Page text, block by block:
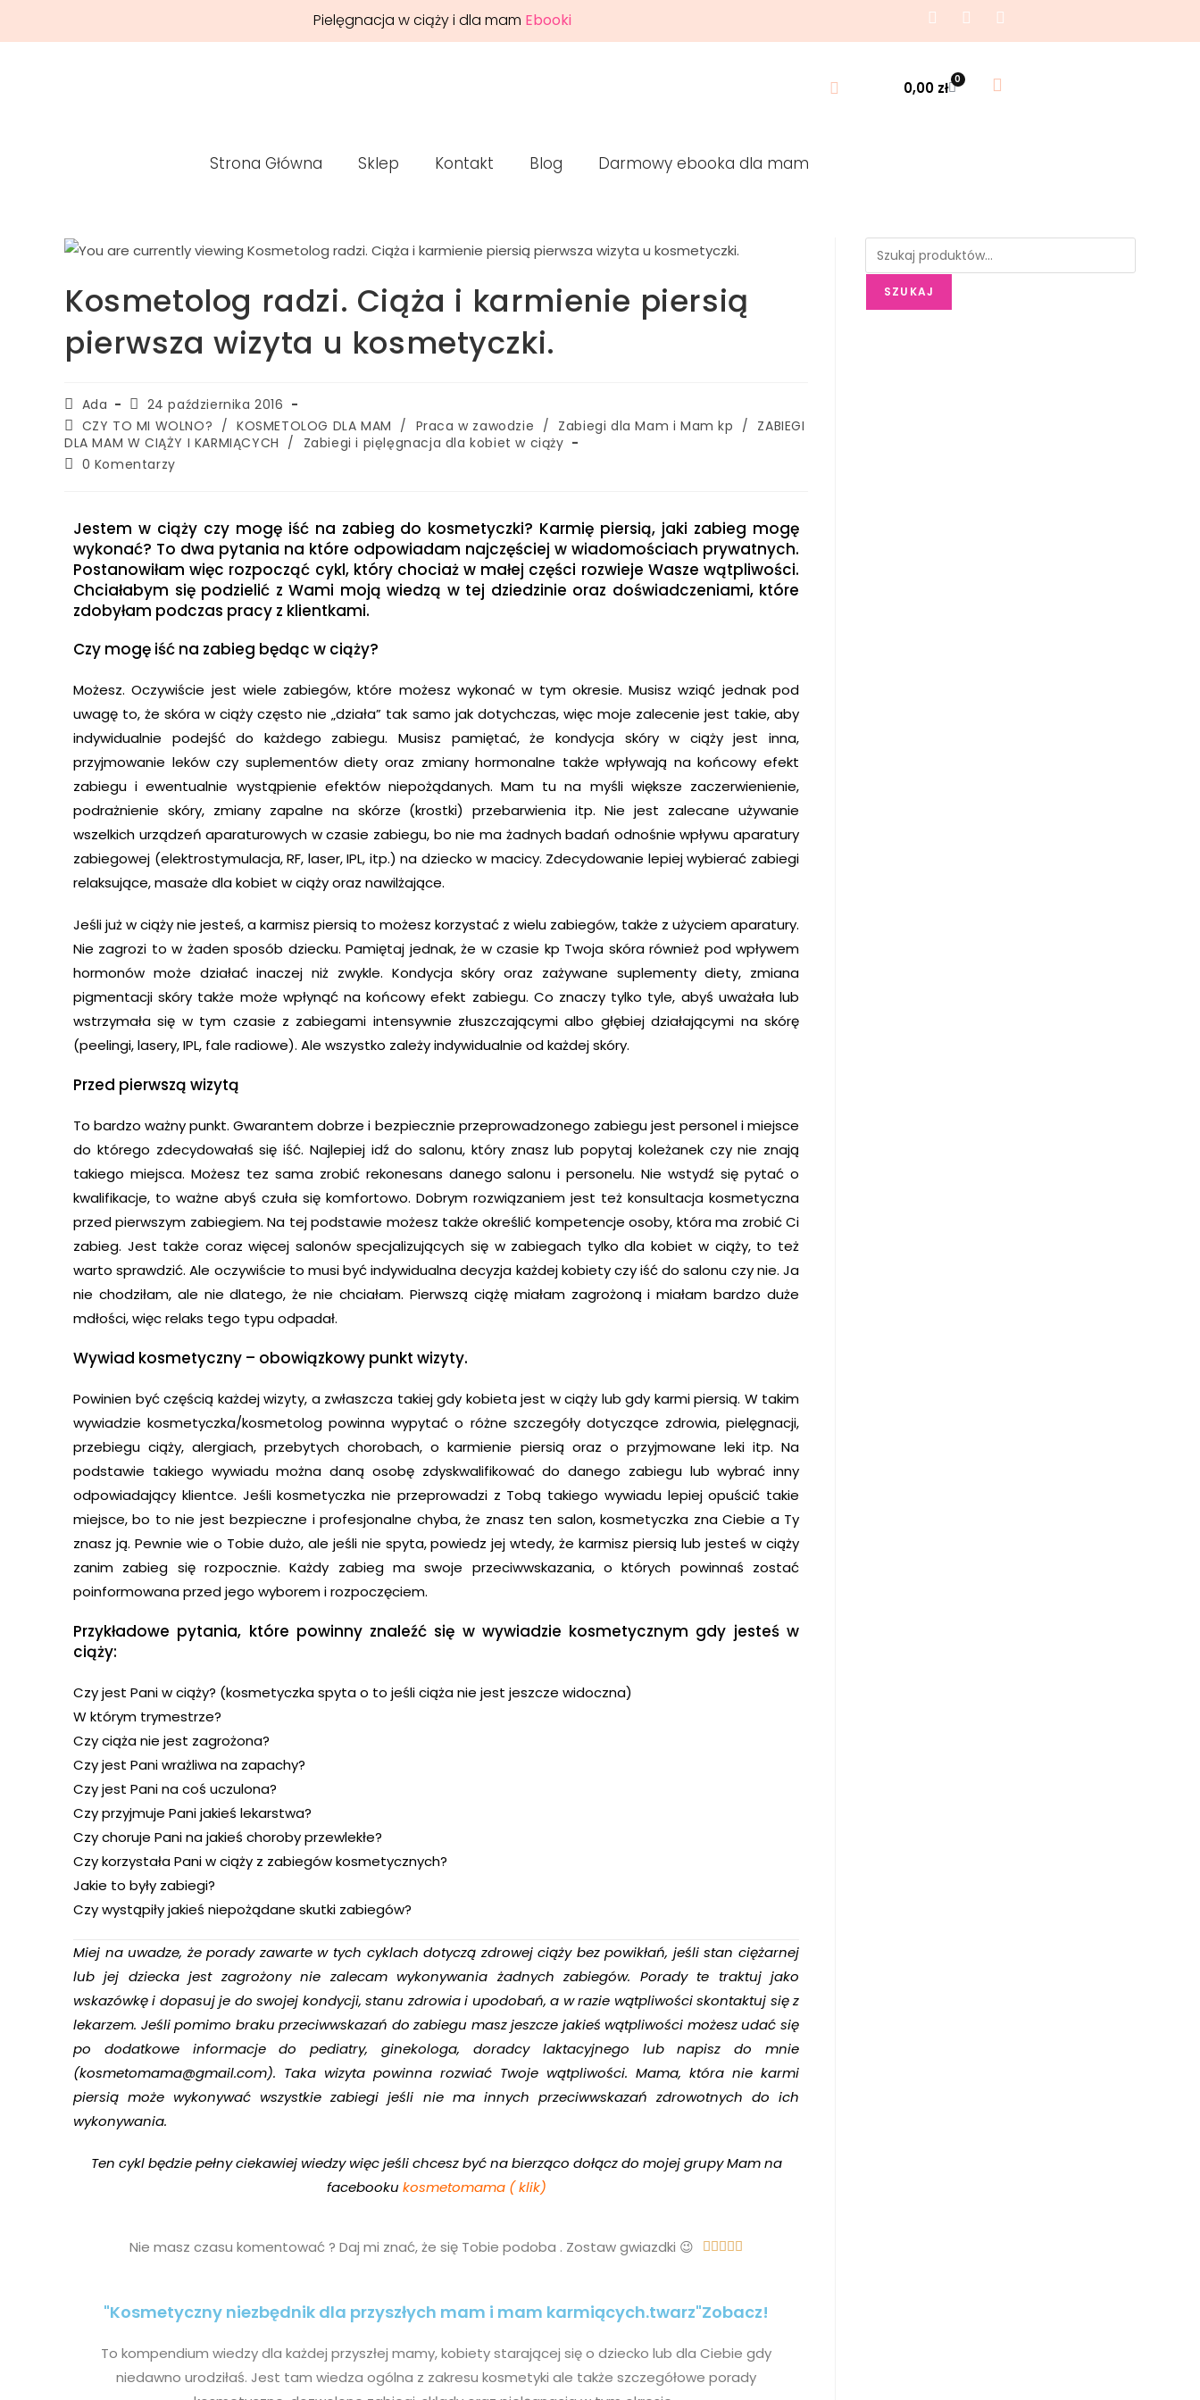
Pielęgnacja w ciąży i dla mam Ebooki
0,00 zł 0
Strona Główna Sklep Kontakt Blog Darmowy ebooka dla mam
Kosmetolog radzi. Ciąża i karmienie piersią
pierwsza wizyta u kosmetyczki.
Ada
24 października 2016
CZY TO MI WOLNO? / KOSMETOLOG DLA MAM / Praca w zawodzie / Zabiegi dla Mam i Mam kp / ZABIEGI
DLA MAM W CIĄŻY I KARMIĄCYCH /
Zabiegi i pięlęgnacja dla kobiet w ciąży
0 Komentarzy
Jestem w ciąży czy mogę iść na zabieg do kosmetyczki? Karmię piersią, jaki zabieg mogę
wykonać? To dwa pytania na które odpowiadam najczęściej w wiadomościach prywatnych.
Postanowiłam więc rozpocząć cykl, który chociaż w małej części rozwieje Wasze wątpliwości.
Chciałabym się podzielić z Wami moją wiedzą w tej dziedzinie oraz doświadczeniami, które
zdobyłam podczas pracy z klientkami.
Czy mogę iść na zabieg będąc w ciąży?
Możesz. Oczywiście jest wiele zabiegów, które możesz wykonać w tym okresie. Musisz wziąć jednak pod
uwagę to, że skóra w ciąży często nie „działa” tak samo jak dotychczas, więc moje zalecenie jest takie, aby
indywidualnie podejść do każdego zabiegu. Musisz pamiętać, że kondycja skóry w ciąży jest inna,
przyjmowanie leków czy suplementów diety oraz zmiany hormonalne także wpływają na końcowy efekt
zabiegu i ewentualnie wystąpienie efektów niepożądanych. Mam tu na myśli większe zaczerwienienie,
podrażnienie skóry, zmiany zapalne na skórze (krostki) przebarwienia itp. Nie jest zalecane używanie
wszelkich urządzeń aparaturowych w czasie zabiegu, bo nie ma żadnych badań odnośnie wpływu aparatury
zabiegowej (elektrostymulacja, RF, laser, IPL, itp.) na dziecko w macicy. Zdecydowanie lepiej wybierać zabiegi
relaksujące, masaże dla kobiet w ciąży oraz nawilżające.
Jeśli już w ciąży nie jesteś, a karmisz piersią to możesz korzystać z wielu zabiegów, także z użyciem aparatury.
Nie zagrozi to w żaden sposób dziecku. Pamiętaj jednak, że w czasie kp Twoja skóra również pod wpływem
hormonów może działać inaczej niż zwykle. Kondycja skóry oraz zażywane suplementy diety, zmiana
pigmentacji skóry także może wpłynąć na końcowy efekt zabiegu. Co znaczy tylko tyle, abyś uważała lub
wstrzymała się w tym czasie z zabiegami intensywnie złuszczającymi albo głębiej działającymi na skórę
(peelingi, lasery, IPL, fale radiowe). Ale wszystko zależy indywidualnie od każdej skóry.
Przed pierwszą wizytą
To bardzo ważny punkt. Gwarantem dobrze i bezpiecznie przeprowadzonego zabiegu jest personel i miejsce
do którego zdecydowałaś się iść. Najlepiej idź do salonu, który znasz lub popytaj koleżanek czy nie znają
takiego miejsca. Możesz tez sama zrobić rekonesans danego salonu i personelu. Nie wstydź się pytać o
kwalifikacje, to ważne abyś czuła się komfortowo. Dobrym rozwiązaniem jest też konsultacja kosmetyczna
przed pierwszym zabiegiem. Na tej podstawie możesz także określić kompetencje osoby, która ma zrobić Ci
zabieg. Jest także coraz więcej salonów specjalizujących się w zabiegach tylko dla kobiet w ciąży, to też
warto sprawdzić. Ale oczywiście to musi być indywidualna decyzja każdej kobiety czy iść do salonu czy nie. Ja
nie chodziłam, ale nie dlatego, że nie chciałam. Pierwszą ciążę miałam zagrożoną i miałam bardzo duże
mdłości, więc relaks tego typu odpadał.
Wywiad kosmetyczny – obowiązkowy punkt wizyty.
Powinien być częścią każdej wizyty, a zwłaszcza takiej gdy kobieta jest w ciąży lub gdy karmi piersią. W takim
wywiadzie kosmetyczka/kosmetolog powinna wypytać o różne szczegóły dotyczące zdrowia, pielęgnacji,
przebiegu ciąży, alergiach, przebytych chorobach, o karmienie piersią oraz o przyjmowane leki itp. Na
podstawie takiego wywiadu można daną osobę zdyskwalifikować do danego zabiegu lub wybrać inny
odpowiadający klientce. Jeśli kosmetyczka nie przeprowadzi z Tobą takiego wywiadu lepiej opuścić takie
miejsce, bo to nie jest bezpieczne i profesjonalne chyba, że znasz ten salon, kosmetyczka zna Ciebie a Ty
znasz ją. Pewnie wie o Tobie dużo, ale jeśli nie spyta, powiedz jej wtedy, że karmisz piersią lub jesteś w ciąży
zanim zabieg się rozpocznie. Każdy zabieg ma swoje przeciwwskazania, o których powinnaś zostać
poinformowana przed jego wyborem i rozpoczęciem.
Przykładowe pytania, które powinny znaleźć się w wywiadzie kosmetycznym gdy jesteś w
ciąży:
Czy jest Pani w ciąży? (kosmetyczka spyta o to jeśli ciąża nie jest jeszcze widoczna)
W którym trymestrze?
Czy ciąża nie jest zagrożona?
Czy jest Pani wrażliwa na zapachy?
Czy jest Pani na coś uczulona?
Czy przyjmuje Pani jakieś lekarstwa?
Czy choruje Pani na jakieś choroby przewlekłe?
Czy korzystała Pani w ciąży z zabiegów kosmetycznych?
Jakie to były zabiegi?
Czy wystąpiły jakieś niepożądane skutki zabiegów?
Miej na uwadze, że porady zawarte w tych cyklach dotyczą zdrowej ciąży bez powikłań, jeśli stan ciężarnej
lub jej dziecka jest zagrożony nie zalecam wykonywania żadnych zabiegów. Porady te traktuj jako
wskazówkę i dopasuj je do swojej kondycji, stanu zdrowia i upodobań, a w razie wątpliwości skontaktuj się z
lekarzem. Jeśli pomimo braku przeciwwskazań do zabiegu masz jeszcze jakieś wątpliwości możesz udać się
po dodatkowe informacje do pediatry, ginekologa, doradcy laktacyjnego lub napisz do mnie
(kosmetomama@gmail.com). Taka wizyta powinna rozwiać Twoje wątpliwości. Mama, która nie karmi
piersią może wykonywać wszystkie zabiegi jeśli nie ma innych przeciwwskazań zdrowotnych do ich
wykonywania.
Ten cykl będzie pełny ciekawiej wiedzy więc jeśli chcesz być na bierząco dołącz do mojej grupy Mam na
facebooku kosmetomama ( klik)
Nie masz czasu komentować ? Daj mi znać, że się Tobie podoba . Zostaw gwiazdki 😉     
"Kosmetyczny niezbędnik dla przyszłych mam i mam karmiących.twarz"Zobacz!
To kompendium wiedzy dla każdej przyszłej mamy, kobiety starającej się o dziecko lub dla Ciebie gdy
niedawno urodziłaś. Jest tam wiedza ogólna z zakresu kosmetyki ale także szczegółowe porady
SZUKAJ